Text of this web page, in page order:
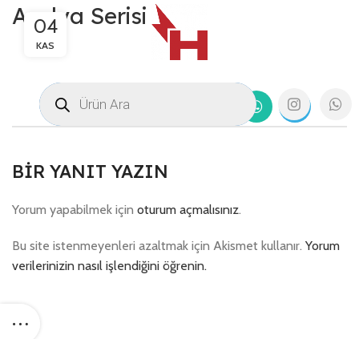
Azelya Serisi
04
KAS
BIR YANIT YAZIN
Yorum yapabilmek için oturum açmalısınız.
Bu site istenmeyenleri azaltmak için Akismet kullanır. Yorum
verilerinizin nasıl işlendiğini öğrenin.